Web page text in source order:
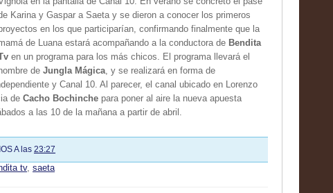
Karina y Gaspar a Saeta y se dieron a conocer los primeros
en los que participarían, confirmando finalmente que la
de Luana estará acompañando a la conductora de Bendita
en un programa para los más chicos. El programa llevará el
de Jungla Mágica, y se realizará en forma de
y Canal 10. Al parecer, el canal ubicado en Lorenzo
de Cacho Bochinche para poner al aire la nueva apuesta
a las 10 de la mañana a partir de abril.
A las 23:27
tv, saeta